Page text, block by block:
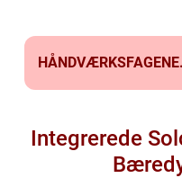
HÅNDVÆRKSFAGENE.
Integrerede